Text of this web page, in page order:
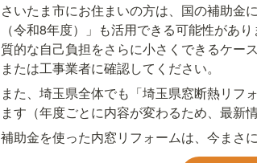
さいたま市にお住まいの方は、国の補助金
（令和8年度）」も活用できる可能性があ
質的な自己負担をさらに小さくできるケー
または工事業者に確認してください。
また、埼玉県全体でも「埼玉県窓断熱リフ
ます（年度ごとに内容が変わるため、最新
補助金を使った内窓リフォームは、今まさ